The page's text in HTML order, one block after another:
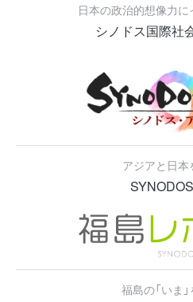
日本の政治的想像力
シノドス国際社
アジアと日本
福島の「いま